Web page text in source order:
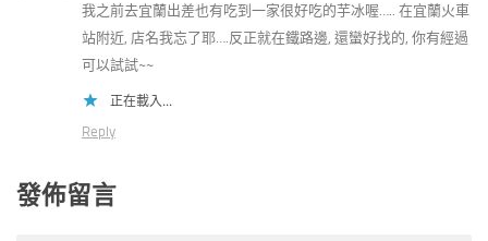
我之前去宜蘭出差也有吃到一家很好吃的芋冰喔….. 在宜蘭火車
站附近, 店名我忘了耶….反正就在鐵路邊, 還蠻好找的, 你有經過
可以試試~~
正在載入...
Reply
發佈留言